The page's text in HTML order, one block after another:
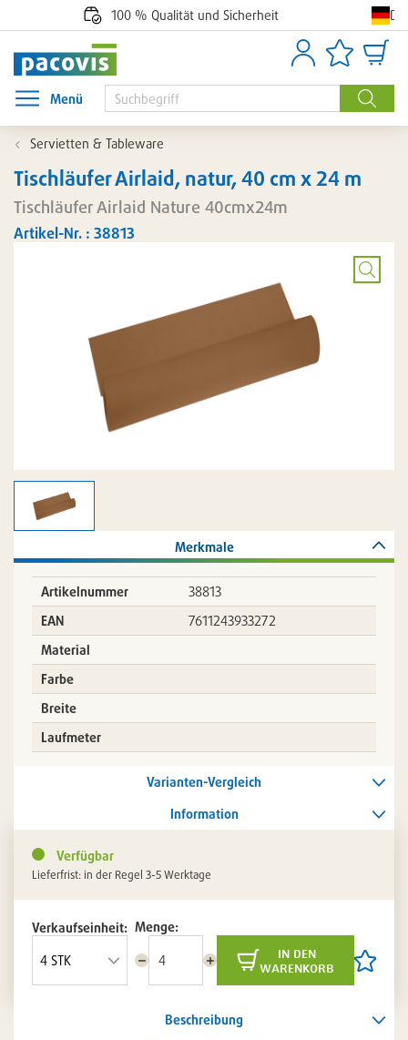
100 % Qualität und Sicherheit
Suche
AnmeldenArtikellisten
Menü
Menü öffnen
Servietten & Tableware
Tischläufer Airlaid, natur, 40 cm x 24 m
Tischläufer Airlaid Nature 40cmx24m
Artikel-Nr. : 38813
Bild
Merkmale
Artikelnummer
38813
EAN
7611243933272
Material
Farbe
Breite
Laufmeter
Varianten-Vergleich
Information
Verfügbar
Lieferfrist: in der Regel 3-5 Werktage
Verkaufseinheit: Menge:
Menge
Menge
in den
warenkorb
Artikel
setzen
Beschreibung